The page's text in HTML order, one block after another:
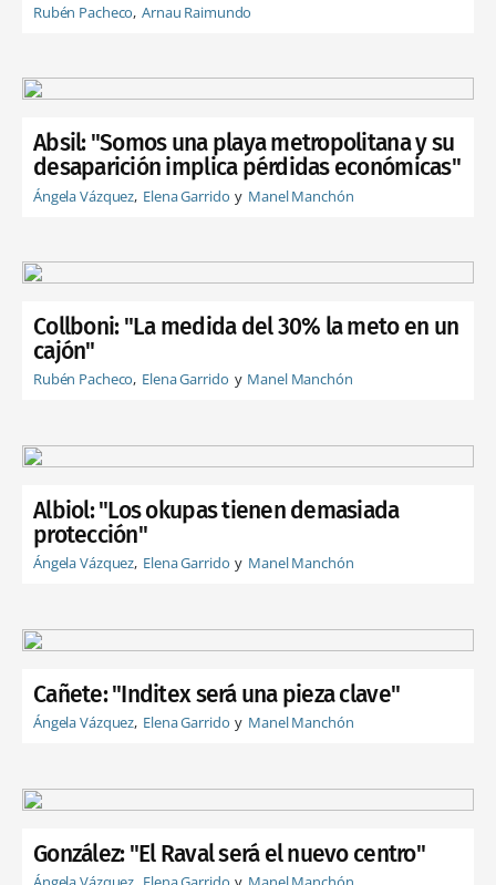
Rubén Pacheco Arnau Raimundo
Absil: "Somos una playa metropolitana y su
desaparición implica pérdidas económicas"
Ángela Vázquez Elena Garrido Manel Manchón
Collboni: "La medida del 30% la meto en un
cajón"
Rubén Pacheco Elena Garrido Manel Manchón
Albiol: "Los okupas tienen demasiada
protección"
Ángela Vázquez Elena Garrido Manel Manchón
Cañete: "Inditex será una pieza clave"
Ángela Vázquez Elena Garrido Manel Manchón
González: "El Raval será el nuevo centro"